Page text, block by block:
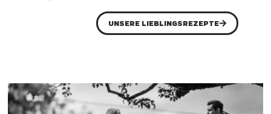
UNSERE LIEBLINGSREZEPTE